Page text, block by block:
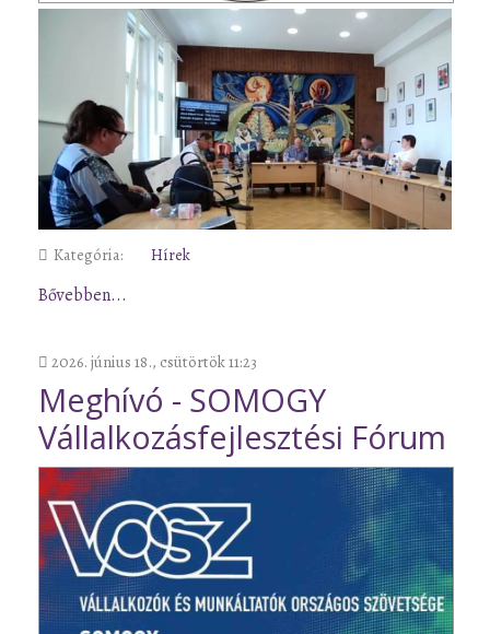
Kategória: Hírek
Bővebben...
2026. június 18., csütörtök 11:23
Meghívó - SOMOGY
Vállalkozásfejlesztési Fórum